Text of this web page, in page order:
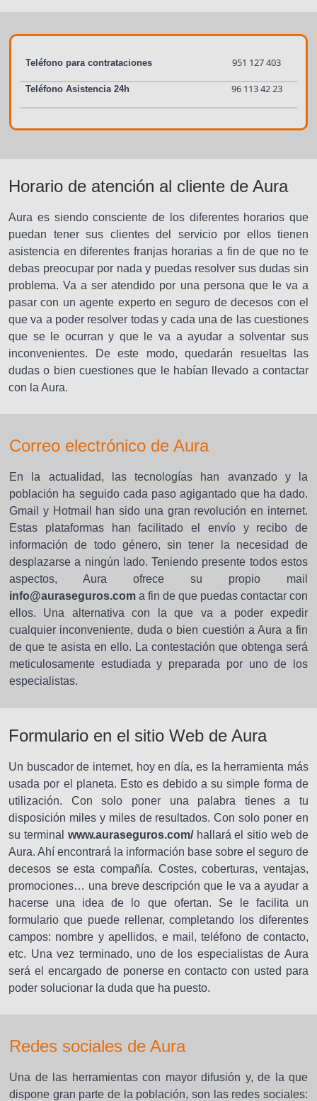
Teléfono para contrataciones 951 127 403
Teléfono Asistencia 24h 96 113 42 23
Horario de atención al cliente de Aura
Aura es siendo consciente de los diferentes horarios que
puedan tener sus clientes del servicio por ellos tienen
asistencia en diferentes franjas horarias a fin de que no te
debas preocupar por nada y puedas resolver sus dudas sin
problema. Va a ser atendido por una persona que le va a
pasar con un agente experto en seguro de decesos con el
que va a poder resolver todas y cada una de las cuestiones
que se le ocurran y que le va a ayudar a solventar sus
inconvenientes. De este modo, quedarán resueltas las
dudas o bien cuestiones que le habían llevado a contactar
con la Aura.
Correo electrónico de Aura
En la actualidad, las tecnologías han avanzado y la
población ha seguido cada paso agigantado que ha dado.
Gmail y Hotmail han sido una gran revolución en internet.
Estas plataformas han facilitado el envío y recibo de
información de todo género, sin tener la necesidad de
desplazarse a ningún lado. Teniendo presente todos estos
aspectos, Aura ofrece su propio mail
info@auraseguros.com a fin de que puedas contactar con
ellos. Una alternativa con la que va a poder expedir
cualquier inconveniente, duda o bien cuestión a Aura a fin
de que te asista en ello. La contestación que obtenga será
meticulosamente estudiada y preparada por uno de los
especialistas.
Formulario en el sitio Web de Aura
Un buscador de internet, hoy en día, es la herramienta más
usada por el planeta. Esto es debido a su simple forma de
utilización. Con solo poner una palabra tienes a tu
disposición miles y miles de resultados. Con solo poner en
su terminal www.auraseguros.com/hallará el sitio web de
Aura. Ahí encontrará la información base sobre el seguro de
decesos se esta compañía. Costes, coberturas, ventajas,
promociones… una breve descripción que le va a ayudar a
hacerse una idea de lo que ofertan. Se le facilita un
formulario que puede rellenar, completando los diferentes
campos: nombre y apellidos, e mail, teléfono de contacto,
etc. Una vez terminado, uno de los especialistas de Aura
será el encargado de ponerse en contacto con usted para
poder solucionar la duda que ha puesto.
Redes sociales de Aura
Una de las herramientas con mayor difusión y, de la que
dispone gran parte de la población, son las redes sociales: